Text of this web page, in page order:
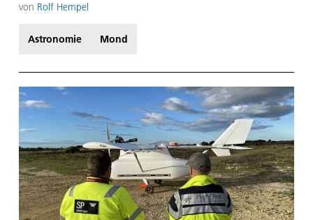
ich zuerst für ein Flugzeug hielt.
von Rolf Hempel
Astronomie Mond